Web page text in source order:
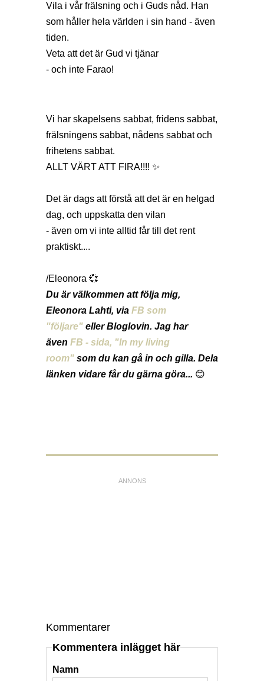
Vila i vår frälsning och i Guds nåd. Han
som håller hela världen i sin hand - även
tiden.
Veta att det är Gud vi tjänar
- och inte Farao!
Vi har skapelsens sabbat, fridens sabbat,
frälsningens sabbat, nådens sabbat och
frihetens sabbat.
ALLT VÄRT ATT FIRA!!!! ✨
Det är dags att förstå att det är en helgad
dag, och uppskatta den vilan
- även om vi inte alltid får till det rent
praktiskt....
/Eleonora 💞
Du är välkommen att följa mig,
Eleonora Lahti, via FB som
"följare" eller Bloglovin. Jag har
även FB - sida, "In my living
room" som du kan gå in och gilla. Dela
länken vidare får du gärna göra... 😊
Kommentarer
Kommentera inlägget här
Namn